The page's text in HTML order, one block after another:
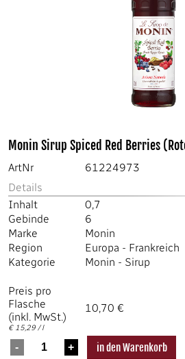
Monin Sirup Spiced Red Berries
ArtNr
61224973
Details
Inhalt
0,7
Gebinde
6
Marke
Monin
Region
Europa - Frankreich
Kategorie
Monin - Sirup
Preis pro
Flasche
(inkl. MwSt.)
€ 15,29 / l
10,70 €